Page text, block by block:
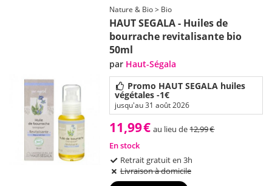
Nature & Bio > Bio
HAUT SEGALA - Huiles de
bourrache revitalisante bio
50ml
par Haut-Ségala
Promo HAUT SEGALA huiles
végétales -1€
jusqu'au 31 août 2026
11,99€ au lieu de12,99€
En stock
Retrait gratuit en 3h
Livraison à domicile